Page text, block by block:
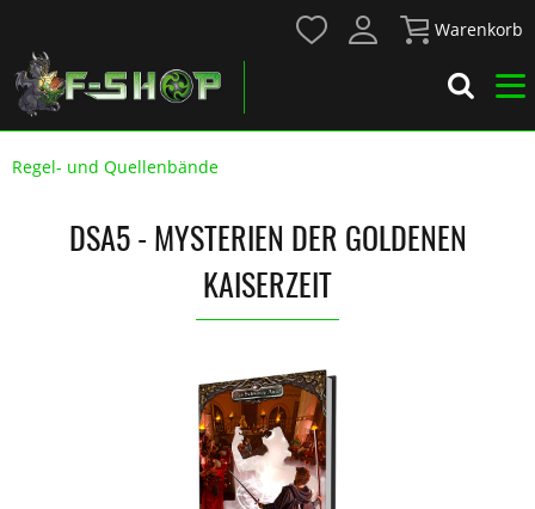
Warenkorb
Regel- und Quellenbände
DSA5 - MYSTERIEN DER GOLDENEN
KAISERZEIT